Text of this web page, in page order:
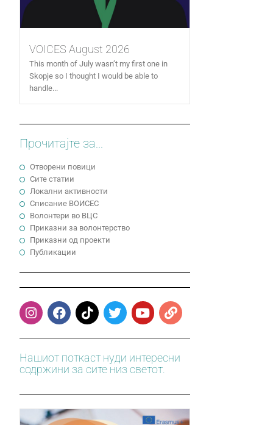
VOICES August 2026
This month of July wasn’t my first one in
Skopje so I thought I would be able to
handle...
Прочитајте за...
Отворени повици
Сите статии
Локални активности
Cписание ВОИСЕС
Волонтери во ВЦС
Приказни за волонтерство
Приказни од проекти
Публикации
Нашиот поткаст нуди интересни
содржини за сите низ светот.